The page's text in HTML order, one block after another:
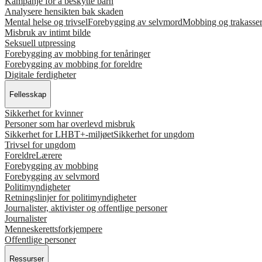
Analysere hensikten bak skaden
Mental helse og trivselForebygging av selvmordMobbing og
Misbruk av intimt bilde
Seksuell utpressing
Forebygging av mobbing for tenåringer
Forebygging av mobbing for foreldre
Digitale ferdigheter
Fellesskap
Sikkerhet for kvinner
Personer som har overlevd misbruk
Sikkerhet for LHBT+-miljøetSikkerhet for ungdom
Trivsel for ungdom
ForeldreLærere
Forebygging av mobbing
Forebygging av selvmord
Politimyndigheter
Retningslinjer for politimyndigheter
Journalister, aktivister og offentlige personer
Journalister
Menneskerettsforkjempere
Offentlige personer
Ressurser